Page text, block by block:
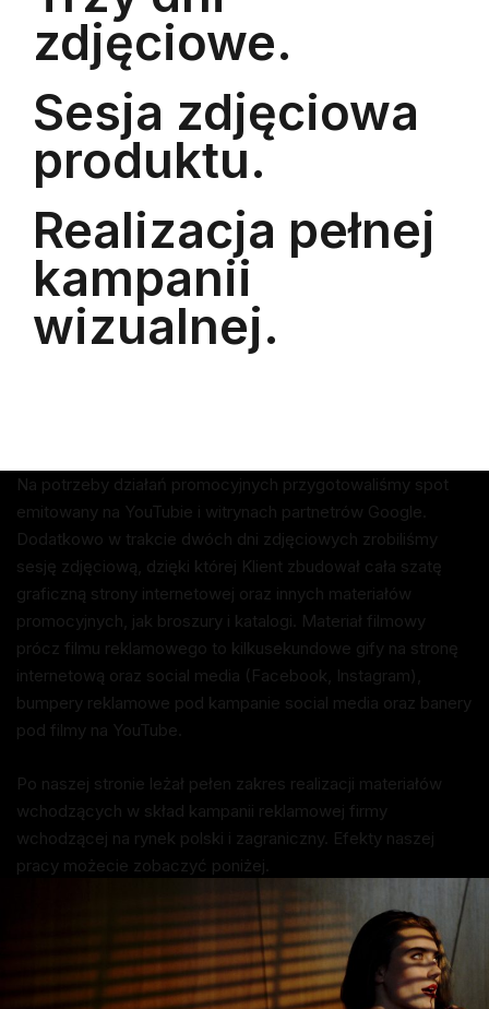
zdjęciowe.
Sesja zdjęciowa
produktu.
Realizacja pełnej
kampanii
wizualnej.
Na potrzeby działań promocyjnych przygotowaliśmy spot
emitowany na YouTubie i witrynach partnetrów Google.
Dodatkowo w trakcie dwóch dni zdjęciowych zrobiliśmy
sesję zdjęciową, dzięki której Klient zbudował cała szatę
graficzną strony internetowej oraz innych materiałów
promocyjnych, jak broszury i katalogi. Materiał filmowy
prócz filmu reklamowego to kilkusekundowe gify na stronę
internetową oraz social media (Facebook, Instagram),
bumpery reklamowe pod kampanie social media oraz banery
pod filmy na YouTube.
Po naszej stronie leżał pełen zakres realizacji materiałów
wchodzących w skład kampanii reklamowej firmy
wchodzącej na rynek polski i zagraniczny. Efekty naszej
pracy możecie zobaczyć poniżej.